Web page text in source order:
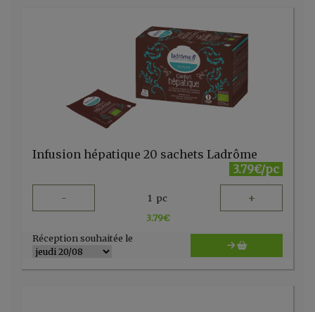
Infusion hépatique 20 sachets Ladrôme
3.79€/pc
- 1 pc +
3.79€
Réception souhaitée le